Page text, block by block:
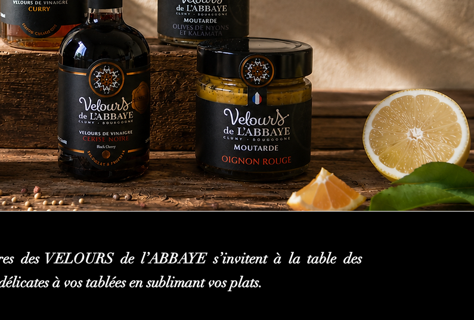
des VELOURS de l’ABBAYE s’invitent à la table des
à vos tablées en sublimant vos plats.